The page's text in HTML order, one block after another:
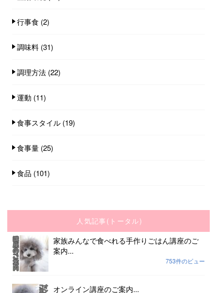
行事食 (2)
調味料 (31)
調理方法 (22)
運動 (11)
食事スタイル (19)
食事量 (25)
食品 (101)
人気記事(トータル)
家族みんなで食べれる手作りごはん講座のご
案内...
753件のビュー
オンライン講座のご案内...